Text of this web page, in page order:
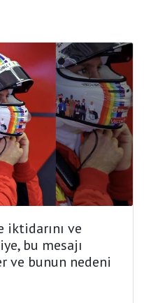
iktidarını ve
bu mesajı
ve bunun nedeni